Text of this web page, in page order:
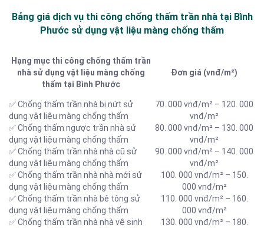
Bảng giá dịch vụ thi công chống thấm trần nhà tại Bình
Phước sử dụng vật liệu màng chống thấm
Hạng mục thi công chống thấm trần
nhà sử dụng vật liệu màng chống
thấm tại Bình Phước
Đơn giá (vnđ/m²)
✅ Chống thấm trần nhà bị nứt sử
dụng vật liệu màng chống thấm
70. 000 vnđ/m² – 120. 000
vnđ/m²
✅ Chống thấm ngược trần nhà sử
dụng vật liệu màng chống thấm
80. 000 vnđ/m² – 130. 000
vnđ/m²
✅ Chống thấm trần nhà nhà cũ sử
dụng vật liệu màng chống thấm
90. 000 vnđ/m² – 140. 000
vnđ/m²
✅ Chống thấm trần nhà nhà mới sử
dụng vật liệu màng chống thấm
100. 000 vnđ/m² – 150.
000 vnđ/m²
✅ Chống thấm trần nhà bê tông sử
dụng vật liệu màng chống thấm
110. 000 vnđ/m² – 160.
000 vnđ/m²
✅ Chống thấm trần nhà nhà vệ sinh
130. 000 vnđ/m² – 180.